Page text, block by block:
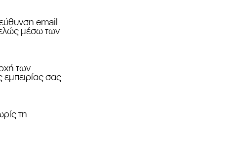
email
μέσω των
των
εμπειρίας σας
τη